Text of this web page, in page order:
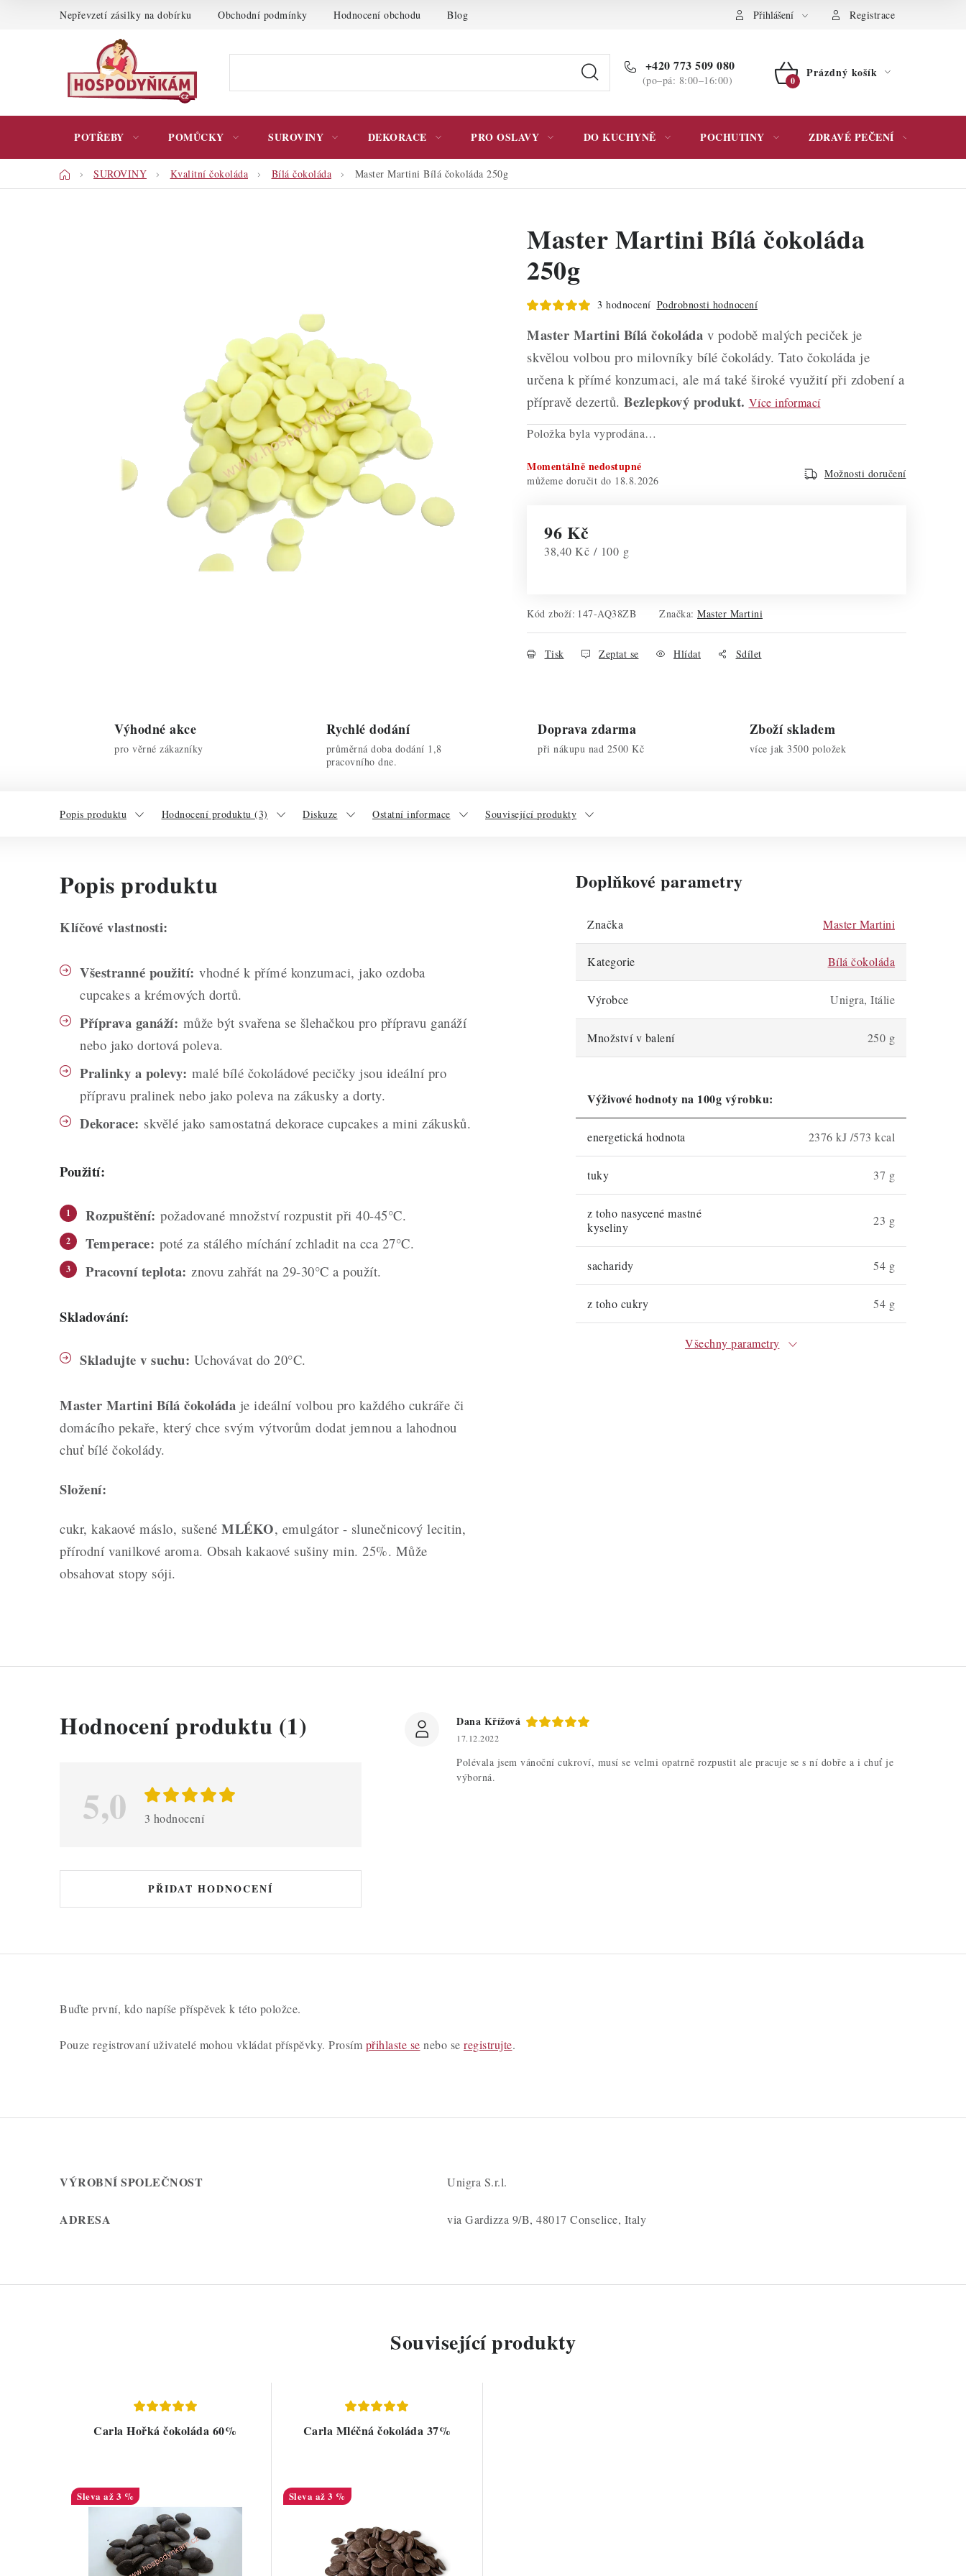
Nepřevzetí zásilky na dobírku Obchodní podmínky Hodnocení obchodu Blog Podmínky ochrany osobních údajů Přihlášení Registrace
+420 773 509 080
(po–pá: 8:00–16:00)
NÁKUPNÍ
Prázdný košík
POTŘEBY POMŮCKY SUROVINY DEKORACE PRO OSLAVY DO KUCHYNĚ POCHUTINY ZDRAVÉ PEČENÍ
DomůSUROVINY Kvalitní čokoláda Bílá čokoláda Master Martini Bílá čokoláda 250g
Master Martini Bílá čokoláda
250g
3 hodnocení Podrobnosti hodnocení
Master Martini Bílá čokoláda v podobě malých peciček je
skvělou volbou pro milovníky bílé čokolády. Tato čokoláda je
určena k přímé konzumaci, ale má také široké využití při zdobení a
přípravě dezertů. Bezlepkový produkt. Více informací
Položka byla vyprodána…
Momentálně nedostupné
18.8.2026
Možnosti doručení
96 Kč
Měrná cena:
38,40 Kč / 100 g
Kód zboží: 147-AQ38ZB Značka: Master Martini
Tisk Zeptat se Hlídat Sdílet
Výhodné akce
pro věrné zákazníky
Rychlé dodání
průměrná doba dodání 1,8
pracovního dne.
Doprava zdarma
při nákupu nad 2500 Kč
Zboží skladem
více jak 3500 položek
Popis produktu Hodnocení produktu (3) Diskuze Ostatní informace Související produkty
Popis produktu
Klíčové vlastnosti:
Všestranné použití: vhodné k přímé konzumaci, jako ozdoba
cupcakes a krémových dortů.
Příprava ganáží: může být svařena se šlehačkou pro přípravu ganáží
nebo jako dortová poleva.
Pralinky a polevy: malé bílé čokoládové pecičky jsou ideální pro
přípravu pralinek nebo jako poleva na zákusky a dorty.
Dekorace: skvělé jako samostatná dekorace cupcakes a mini zákusků.
Použití:
Rozpuštění: požadované množství rozpustit při 40-45°C.
Temperace: poté za stálého míchání zchladit na cca 27°C.
Pracovní teplota: znovu zahřát na 29-30°C a použít.
Skladování:
Skladujte v suchu: Uchovávat do 20°C.
Master Martini Bílá čokoláda je ideální volbou pro každého cukráře či
domácího pekaře, který chce svým výtvorům dodat jemnou a lahodnou
chuť bílé čokolády.
Složení:
cukr, kakaové máslo, sušené MLÉKO, emulgátor - slunečnicový lecitin,
přírodní vanilkové aroma. Obsah kakaové sušiny min. 25%. Může
obsahovat stopy sóji.
Doplňkové parametry
Značka Master Martini
Kategorie Bílá čokoláda
Výrobce Unigra, Itálie
Množství v balení 250 g
Výživové hodnoty na 100g výrobku:
energetická hodnota 2376 kJ /573 kcal
tuky 37 g
z toho nasycené mastné
kyseliny
23 g
sacharidy 54 g
z toho cukry 54 g
Všechny parametry
Hodnocení produktu (1)
5,0 3 hodnocení
PŘIDAT HODNOCENÍ
V
o
n
c
n
Dana Křížová
17.12.2022
Polévala jsem vánoční cukroví, musí se velmi opatrně rozpustit ale pracuje se s ní dobře a i chuť je
výborná.
Buďte první, kdo napíše příspěvek k této položce.
Pouze registrovaní uživatelé mohou vkládat příspěvky. Prosím přihlaste se nebo se registrujte.
VÝROBNÍ SPOLEČNOST Unigra S.r.l.
ADRESA via Gardizza 9/B, 48017 Conselice, Italy
Související produkty
Carla Hořká čokoláda 60%
až 3 %
Carla Mléčná čokoláda 37%
až 3 %